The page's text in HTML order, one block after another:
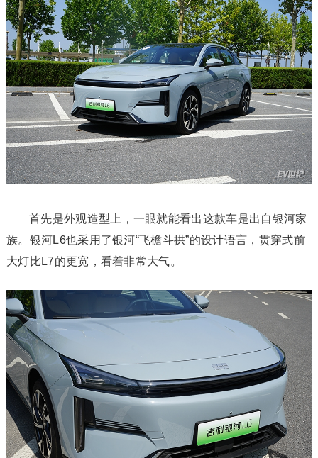
首先是外观造型上，一眼就能看出这款车是出自银河家
族。银河L6也采用了银河“飞檐斗拱”的设计语言，贯穿式前
大灯比L7的更宽，看着非常大气。